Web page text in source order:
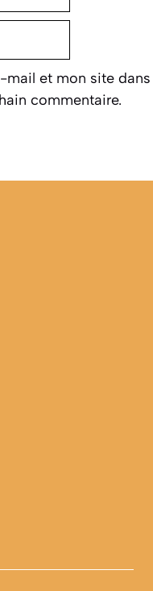
mail et mon site dans
commentaire.